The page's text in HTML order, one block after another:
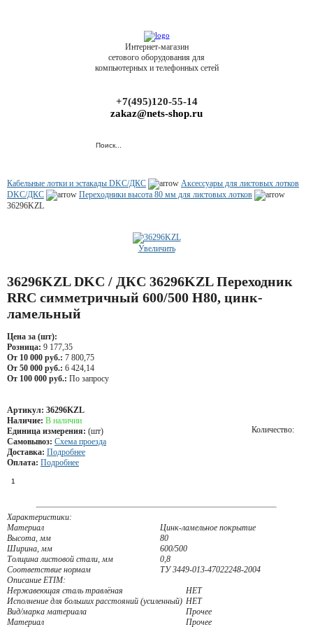
Интернет-магазин
сетового оборудования для
компьютерных и телефонных сетей
+7(495)120-55-14
zakaz@nets-shop.ru
Кабельные лотки и эстакады DKC/ДКС
Аксессуары для листовых лотков
DKC/ДКС
Переходники высота 80 мм для листовых лотков
36296KZL
Увеличить
36296KZL DKC / ДКС 36296KZL Переходник
RRC симметричный 600/500 H80, цинк-
ламельный
Цена за (шт):
Розница: 9 177,35
От 10 000 руб.: 7 800,75
От 50 000 руб.: 6 424,14
От 100 000 руб.: По запросу
Артикул: 36296KZL
Наличие: В наличии
Единица измерения: (шт)
Самовывоз: Схема проезда
Доставка: Подробнее
Оплата: Подробнее
Количество:
Характеристики:
Материал
Цинк-ламельное покрытие
Высота, мм
80
Ширина, мм
600/500
Толщина листовой стали, мм
0,8
Соответствие нормам
ТУ 3449-013-47022248-2004
Описание ETIM:
Нержавеющая сталь травлёная
НЕТ
Исполнение для больших расстояний (усиленный) НЕТ
Вид/марка материала
Прочее
Материал
Прочее